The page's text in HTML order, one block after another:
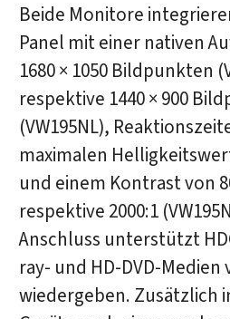
Beide Monitore
Panel mit einer nativen
1680 × 1050 Bildpunkten
respektive 1440 × 900
(VW195NL),
maximalen
und einem Kontrast von
respektive 2000:1
Anschluss unterstützt
ray- und HD-DVD-
wiedergeben. Zusätzlich